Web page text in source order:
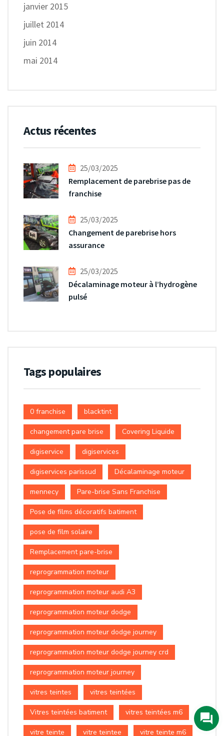
janvier 2015
juillet 2014
juin 2014
mai 2014
Actus récentes
25/03/2025
Remplacement de parebrise pas de
franchise
25/03/2025
Changement de parebrise hors
assurance
25/03/2025
Décalaminage moteur à l’hydrogène
pulsé
Tags populaires
0 franchise blacktint
changement pare brise Covering Liquide
digiservice digiservices
digiservices parissud Décalaminage moteur
mennecy Pare-brise Sans Franchise
Pose de films décoratifs batiment
pose de film solaire
Remplacement pare-brise
reprogrammation moteur
reprogrammation moteur audi A3
reprogrammation moteur dodge
reprogrammation moteur dodge journey
reprogrammation moteur dodge journey crd
reprogrammation moteur journey
vitres teintes vitres teintées
Vitres teintées batiment vitres teintées m6
vitre teinte vitre teintee vitre teinte m6